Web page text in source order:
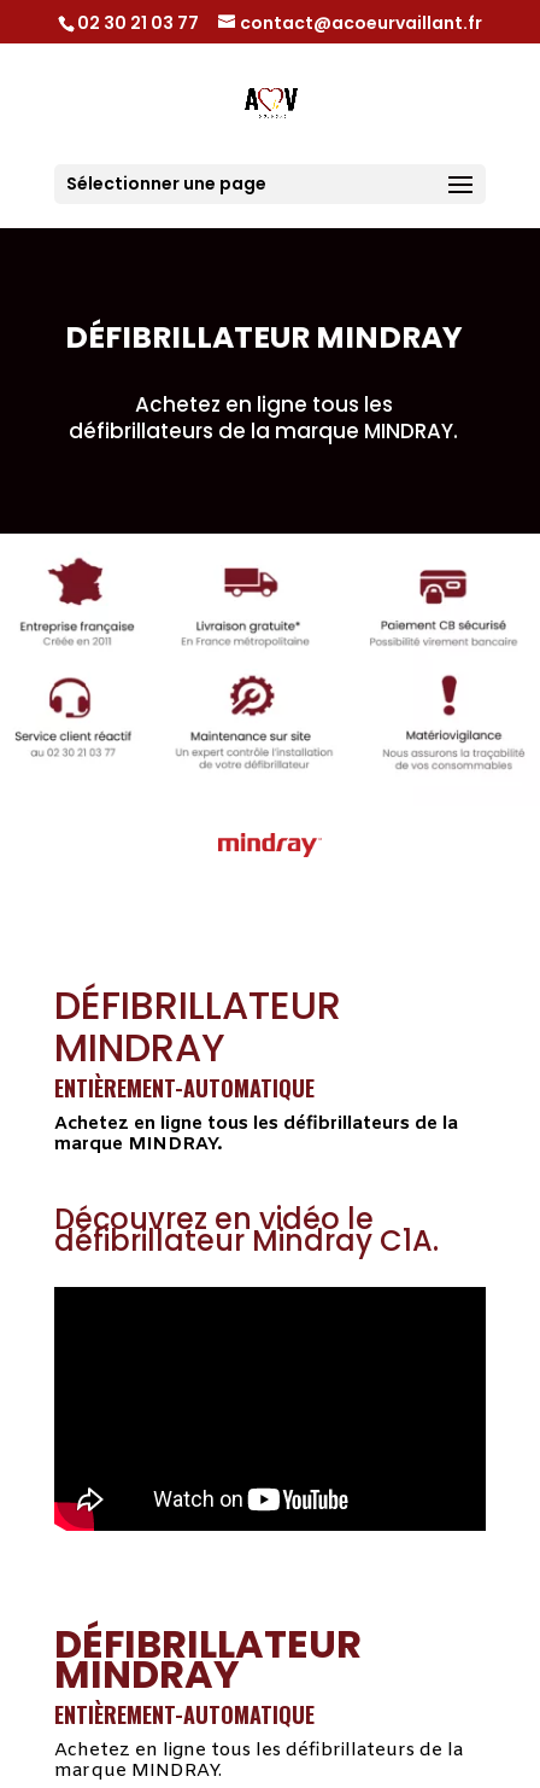
02 30 21 03 77 contact@acoeurvaillant.fr
Sélectionner une page
DÉFIBRILLATEUR MINDRAY
Achetez en ligne tous les
défibrillateurs de la marque MINDRAY.
DÉFIBRILLATEUR
MINDRAY
ENTIÈREMENT-AUTOMATIQUE
Achetez en ligne tous les défibrillateurs de la
marque MINDRAY.
Découvrez en vidéo le
défibrillateur Mindray C1A.
DÉFIBRILLATEUR
MINDRAY
ENTIÈREMENT-AUTOMATIQUE
Achetez en ligne tous les défibrillateurs de la
marque MINDRAY.